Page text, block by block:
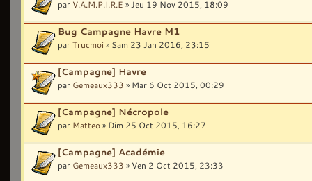
par V.A.M.P.I.R.E » Jeu 19 Nov 2015, 18:09
Bug Campagne Havre M1
parTrucmoi » Sam 23 Jan 2016, 23:15
[Campagne] Havre
par Gemeaux333 » Mar 6 Oct 2015, 00:29
[Campagne] Nécropole
par Matteo» Dim 25 Oct 2015, 16:27
[Campagne] Académie
par Gemeaux333 » Ven 2 Oct 2015, 23:33